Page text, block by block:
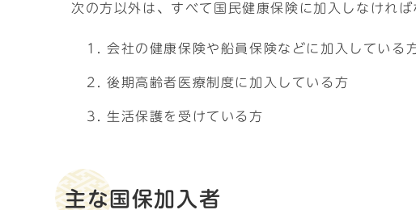
次の方以外は、すべて国民健康保険に加入しなければ
会社の健康保険や船員保険などに加入している
後期高齢者医療制度に加入している方
生活保護を受けている方
主な国保加入者